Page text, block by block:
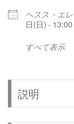
ヘスス・エ
日(日) -
すべて表示
説明